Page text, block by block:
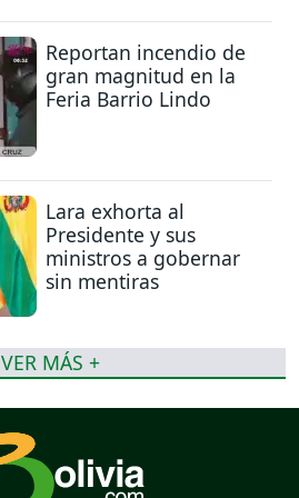
Reportan incendio de
gran magnitud en la
Feria Barrio Lindo
Lara exhorta al
Presidente y sus
ministros a gobernar
sin mentiras
VER MÁS +